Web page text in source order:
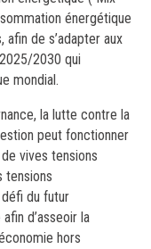
énergétique
de s’adapter aux
2030 qui
mondial.
la lutte contre la
peut fonctionner
vives tensions
tensions
du futur
d’asseoir la
hors